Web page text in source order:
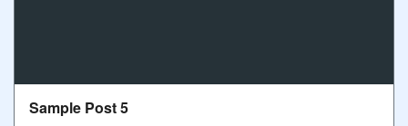
Sample Post 5